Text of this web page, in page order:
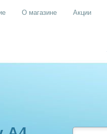
О магазине Акции